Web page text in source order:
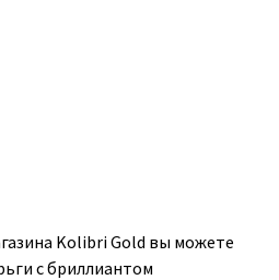
Kolibri Gold вы можете
с бриллиантом